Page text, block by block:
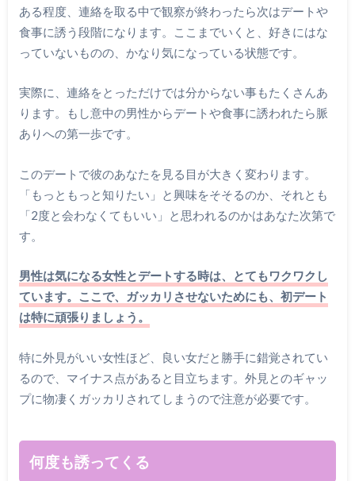
ある程度、連絡を取る中で観察が終わったら次はデートや
食事に誘う段階になります。ここまでいくと、好きにはな
っていないものの、かなり気になっている状態です。
実際に、連絡をとっただけでは分からない事もたくさんあ
ります。もし意中の男性からデートや食事に誘われたら脈
ありへの第一歩です。
このデートで彼のあなたを見る目が大きく変わります。
「もっともっと知りたい」と興味をそそるのか、それとも
「2度と会わなくてもいい」と思われるのかはあなた次第で
す。
男性は気になる女性とデートする時は、とてもワクワクし
ています。ここで、ガッカリさせないためにも、初デート
は特に頑張りましょう。
特に外見がいい女性ほど、良い女だと勝手に錯覚されてい
るので、マイナス点があると目立ちます。外見とのギャッ
プに物凄くガッカリされてしまうので注意が必要です。
何度も誘ってくる